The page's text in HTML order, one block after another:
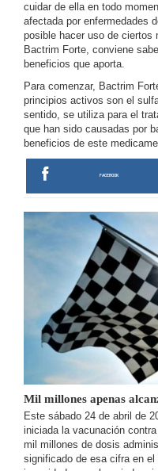
cuidar de ella en todo
afectada por enfermedades
posible hacer uso de ciertos
Bactrim Forte, conviene
beneficios que aporta.
Para comenzar, Bactrim
principios activos son el
sentido, se utiliza para el
que han sido causadas por
beneficios de este
FACEBOOK
Mil millones apenas
Este sábado 24 de abril de
iniciada la vacunación
mil millones de dosis
significado de esa cifra en